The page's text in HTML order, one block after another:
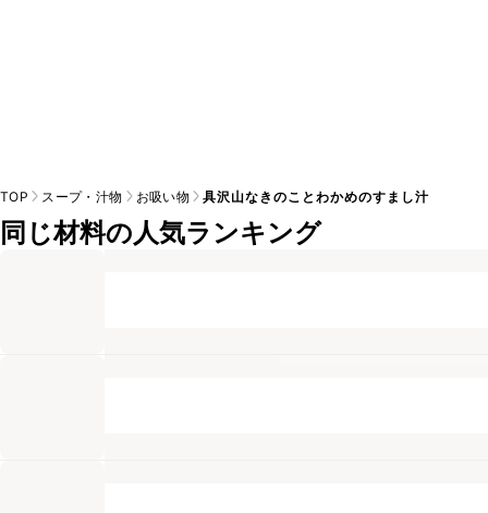
TOP スープ・汁物 お吸い物 具沢山なきのことわかめのすまし汁
同じ材料の人気ランキング